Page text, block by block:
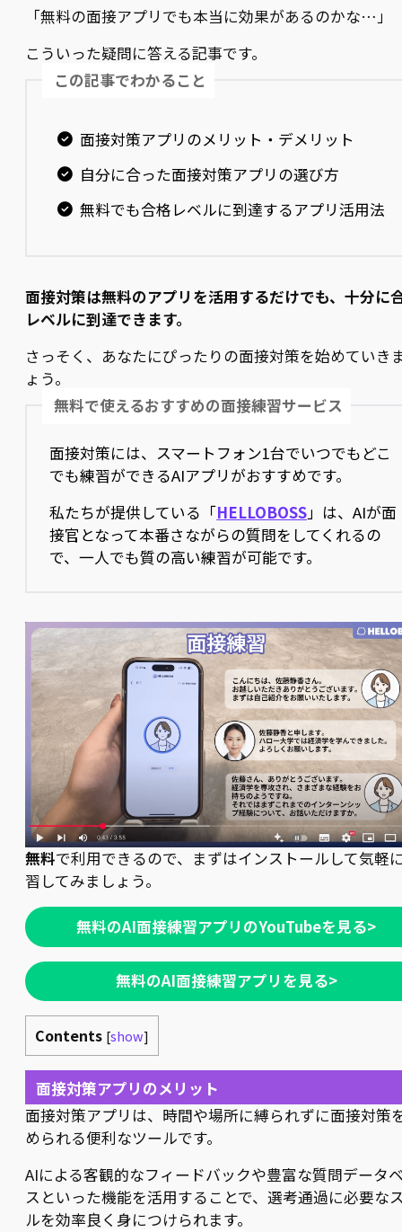
「無料の面接アプリでも本当に効果があるのかな…」
こういった疑問に答える記事です。
この記事でわかること
面接対策アプリのメリット・デメリット
自分に合った面接対策アプリの選び方
無料でも合格レベルに到達するアプリ活用法
面接対策は無料のアプリを活用するだけでも、十分に
レベルに到達できます。
さっそく、あなたにぴったりの面接対策を始めていき
ょう。
無料で使えるおすすめの面接練習サービス
面接対策には、スマートフォン1台でいつでもどこ
でも練習ができるAIアプリがおすすめです。
私たちが提供している「HELLOBOSS」は、AIが面
接官となって本番さながらの質問をしてくれるの
で、一人でも質の高い練習が可能です。
無料で利用できるので、まずはインストールして気軽
習してみましょう。
無料のAI面接練習アプリのYouTubeを見る>
無料のAI面接練習アプリを見る>
Contents [show]
面接対策アプリのメリット
面接対策アプリは、時間や場所に縛られずに面接対策
められる便利なツールです。
AIによる客観的なフィードバックや豊富な質問データ
スといった機能を活用することで、選考通過に必要な
ルを効率良く身につけられます。